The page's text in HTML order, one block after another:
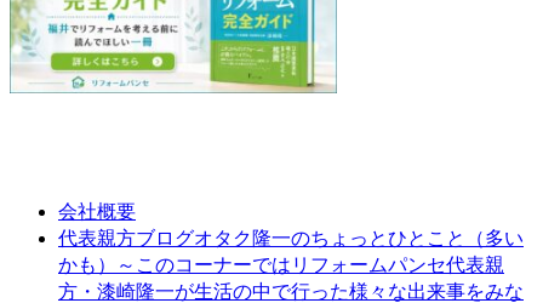
会社概要
代表親方ブログオタク隆一のちょっとひとこと（多い
かも）～このコーナーではリフォームパンセ代表親
方・漆崎隆一が生活の中で行った様々な出来事をみな